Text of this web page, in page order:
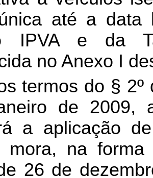
até a data
IPVA e da
no Anexo I
termos do §
de 2009,
a aplicação
mora, na
26 de